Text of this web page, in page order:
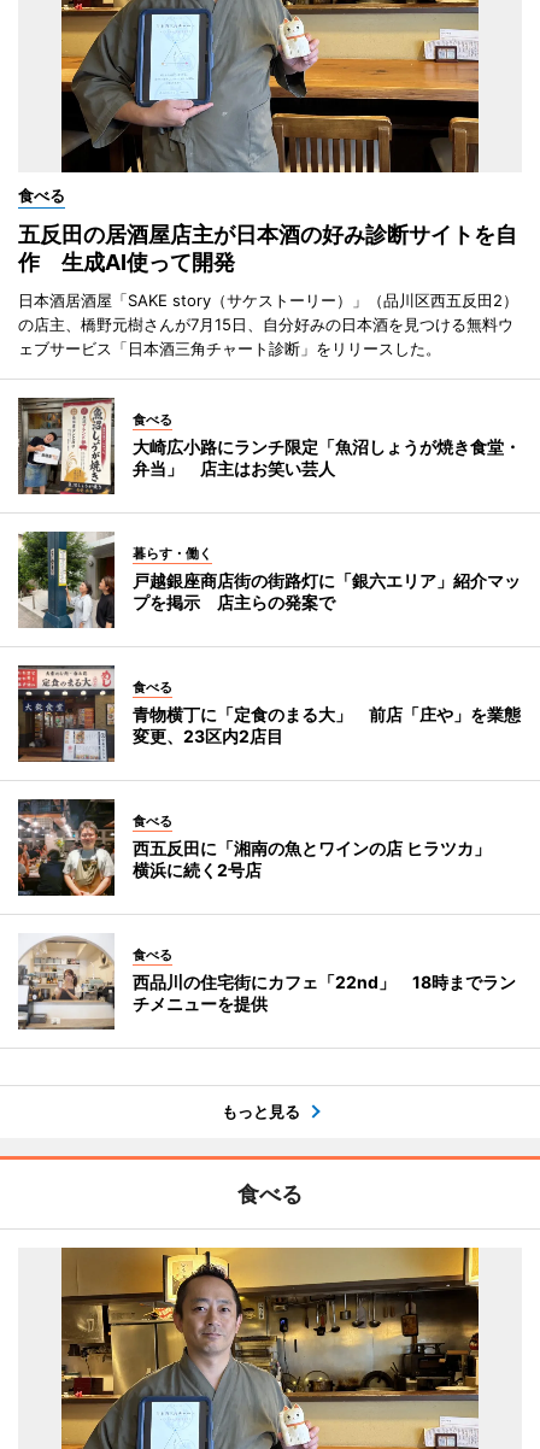
食べる
五反田の居酒屋店主が日本酒の好み診断サイトを自
作 生成AI使って開発
日本酒居酒屋「SAKE story（サケストーリー）」（品川区西五反田2）
の店主、橋野元樹さんが7月15日、自分好みの日本酒を見つける無料ウ
ェブサービス「日本酒三角チャート診断」をリリースした。
食べる
大崎広小路にランチ限定「魚沼しょうが焼き食堂・
弁当」 店主はお笑い芸人
暮らす・働く
戸越銀座商店街の街路灯に「銀六エリア」紹介マッ
プを掲示 店主らの発案で
食べる
青物横丁に「定食のまる大」 前店「庄や」を業態
変更、23区内2店目
食べる
西五反田に「湘南の魚とワインの店 ヒラツカ」
横浜に続く2号店
食べる
西品川の住宅街にカフェ「22nd」 18時までラン
チメニューを提供
もっと見る
食べる